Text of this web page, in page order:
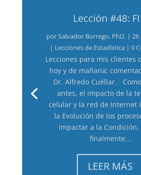
Lección #48:
Salvador Borrego, PhD. | 26
| Lecciones de Estadística | 0
Lecciones para mis clientes
hoy y de mañana;
Dr. Alfredo Cuéllar.
antes, el impacto de la
celular y la red de Internet
la Evolución de los
impactar a la Condición,
finalmente...
LEER MÁS